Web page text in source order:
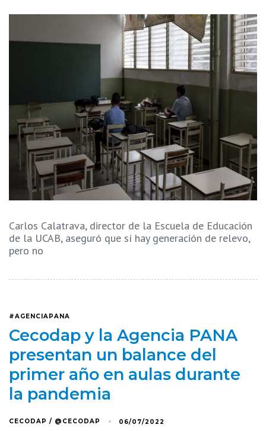
Carlos Calatrava, director de la Escuela de Educación
de la UCAB, aseguró que sí hay generación de relevo,
pero no
#AGENCIAPANA
Cecodap y la Agencia PANA
presentan un balance del
primer año en aulas durante
la pandemia
CECODAP / @CECODAP 06/07/2022